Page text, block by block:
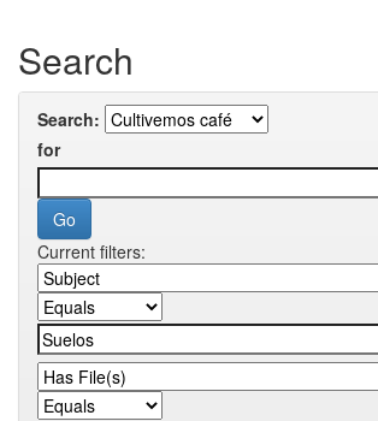
Search
Search:
for
Current filters: